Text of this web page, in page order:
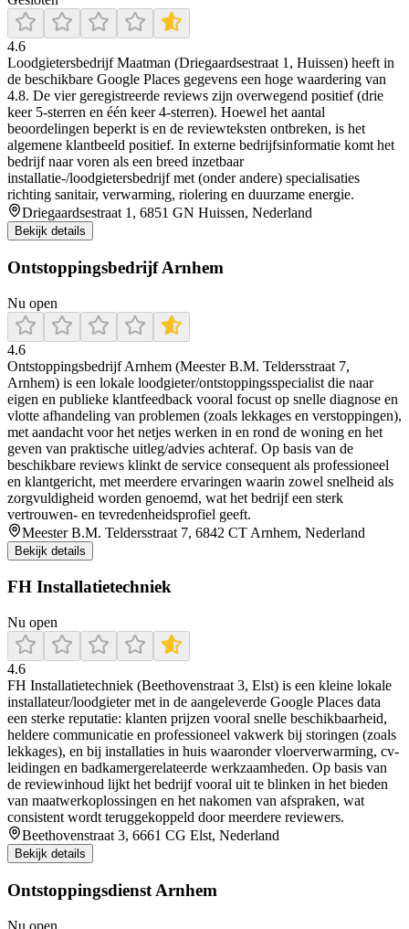
4.6
Loodgietersbedrijf Maatman (Driegaardsestraat 1, Huissen) heeft in
de beschikbare Google Places gegevens een hoge waardering van
4.8. De vier geregistreerde reviews zijn overwegend positief (drie
keer 5-sterren en één keer 4-sterren). Hoewel het aantal
beoordelingen beperkt is en de reviewteksten ontbreken, is het
algemene klantbeeld positief. In externe bedrijfsinformatie komt het
bedrijf naar voren als een breed inzetbaar
installatie-/loodgietersbedrijf met (onder andere) specialisaties
richting sanitair, verwarming, riolering en duurzame energie.
Driegaardsestraat 1, 6851 GN Huissen, Nederland
Bekijk details
Ontstoppingsbedrijf Arnhem
Nu open
4.6
Ontstoppingsbedrijf Arnhem (Meester B.M. Teldersstraat 7,
Arnhem) is een lokale loodgieter/ontstoppingsspecialist die naar
eigen en publieke klantfeedback vooral focust op snelle diagnose en
vlotte afhandeling van problemen (zoals lekkages en verstoppingen),
met aandacht voor het netjes werken in en rond de woning en het
geven van praktische uitleg/advies achteraf. Op basis van de
beschikbare reviews klinkt de service consequent als professioneel
en klantgericht, met meerdere ervaringen waarin zowel snelheid als
zorgvuldigheid worden genoemd, wat het bedrijf een sterk
vertrouwen- en tevredenheidsprofiel geeft.
Meester B.M. Teldersstraat 7, 6842 CT Arnhem, Nederland
Bekijk details
FH Installatietechniek
Nu open
4.6
FH Installatietechniek (Beethovenstraat 3, Elst) is een kleine lokale
installateur/loodgieter met in de aangeleverde Google Places data
een sterke reputatie: klanten prijzen vooral snelle beschikbaarheid,
heldere communicatie en professioneel vakwerk bij storingen (zoals
lekkages), en bij installaties in huis waaronder vloerverwarming, cv-
leidingen en badkamergerelateerde werkzaamheden. Op basis van
de reviewinhoud lijkt het bedrijf vooral uit te blinken in het bieden
van maatwerkoplossingen en het nakomen van afspraken, wat
consistent wordt teruggekoppeld door meerdere reviewers.
Beethovenstraat 3, 6661 CG Elst, Nederland
Bekijk details
Ontstoppingsdienst Arnhem
Nu open